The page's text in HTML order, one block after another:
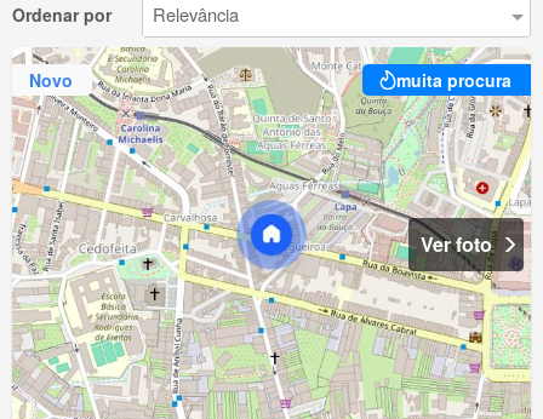
Ordenar por
Novo muita procura
Ver foto